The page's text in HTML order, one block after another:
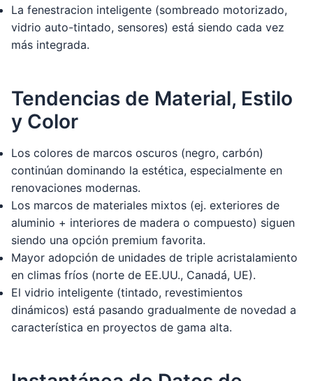
La fenestracion inteligente (sombreado motorizado,
vidrio auto-tintado, sensores) está siendo cada vez
más integrada.
Tendencias de Material, Estilo
y Color
Los colores de marcos oscuros (negro, carbón)
continúan dominando la estética, especialmente en
renovaciones modernas.
Los marcos de materiales mixtos (ej. exteriores de
aluminio + interiores de madera o compuesto) siguen
siendo una opción premium favorita.
Mayor adopción de unidades de triple acristalamiento
en climas fríos (norte de EE.UU., Canadá, UE).
El vidrio inteligente (tintado, revestimientos
dinámicos) está pasando gradualmente de novedad a
característica en proyectos de gama alta.